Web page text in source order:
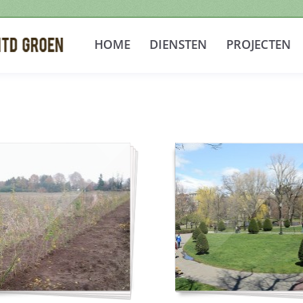
HOME DIENSTEN PROJECTEN